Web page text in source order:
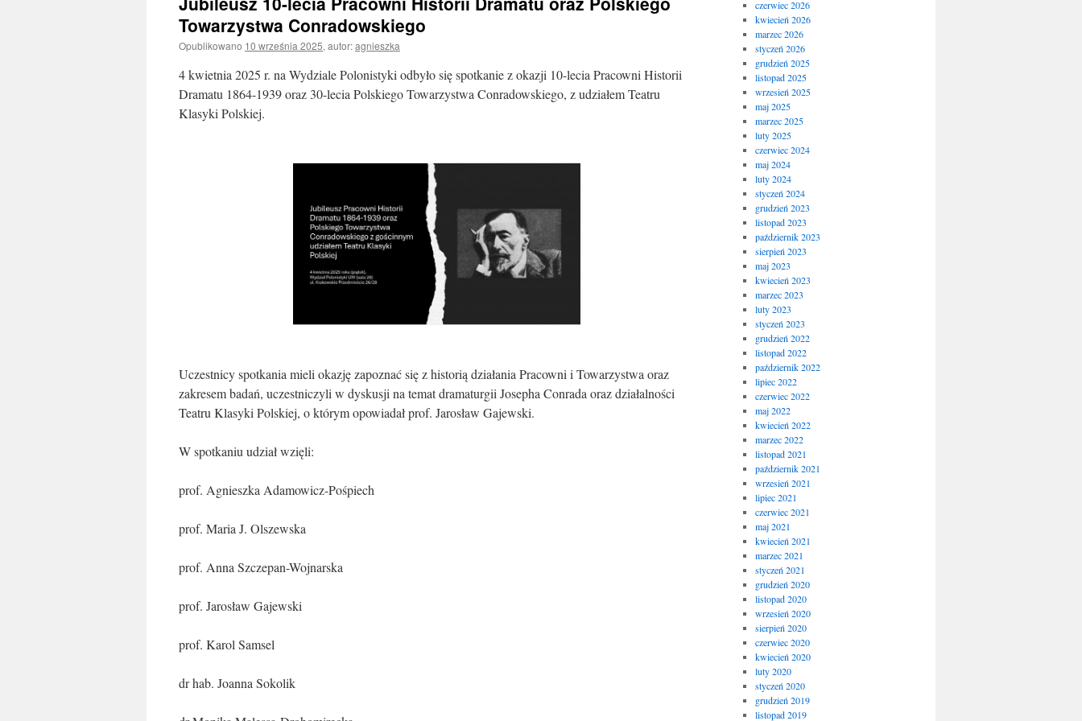
Towarzystwa Conradowskiego
Opublikowano 10 września 2025, autor:agnieszka
4 kwietnia 2025 r. na Wydziale Polonistyki odbyło się spotkanie z okazji 10-lecia Pracowni Historii
Dramatu 1864-1939 oraz 30-lecia Polskiego Towarzystwa Conradowskiego, z udziałem Teatru
Klasyki Polskiej.
Uczestnicy spotkania mieli okazję zapoznać się z historią działania Pracowni i Towarzystwa oraz
zakresem badań, uczestniczyli w dyskusji na temat dramaturgii Josepha Conrada oraz działalności
Teatru Klasyki Polskiej, o którym opowiadał prof. Jarosław Gajewski.
W spotkaniu udział wzięli:
prof. Agnieszka Adamowicz-Pośpiech
prof. Maria J. Olszewska
prof. Anna Szczepan-Wojnarska
prof. Jarosław Gajewski
prof. Karol Samsel
dr hab. Joanna Sokolik
czerwiec 2026
kwiecień 2026
marzec 2026
styczeń 2026
grudzień 2025
listopad 2025
wrzesień 2025
maj 2025
marzec 2025
luty 2025
czerwiec 2024
maj 2024
luty 2024
styczeń 2024
grudzień 2023
listopad 2023
październik 2023
sierpień 2023
maj 2023
kwiecień 2023
marzec 2023
luty 2023
styczeń 2023
grudzień 2022
listopad 2022
październik 2022
lipiec 2022
czerwiec 2022
maj 2022
kwiecień 2022
marzec 2022
listopad 2021
październik 2021
wrzesień 2021
lipiec 2021
czerwiec 2021
maj 2021
kwiecień 2021
marzec 2021
styczeń 2021
grudzień 2020
listopad 2020
wrzesień 2020
sierpień 2020
czerwiec 2020
kwiecień 2020
luty 2020
styczeń 2020
grudzień 2019
listopad 2019